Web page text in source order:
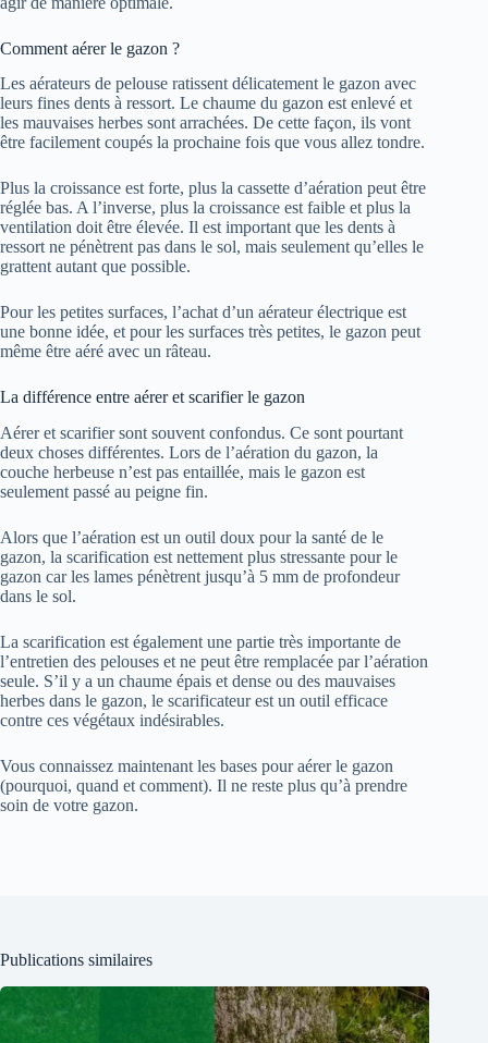
Comment aérer le gazon ?
Les aérateurs de pelouse ratissent délicatement le gazon avec
leurs fines dents à ressort. Le chaume du gazon est enlevé et
les mauvaises herbes sont arrachées. De cette façon, ils vont
être facilement coupés la prochaine fois que vous allez tondre.
Plus la croissance est forte, plus la cassette d’aération peut être
réglée bas. A l’inverse, plus la croissance est faible et plus la
ventilation doit être élevée. Il est important que les dents à
ressort ne pénètrent pas dans le sol, mais seulement qu’elles le
grattent autant que possible.
Pour les petites surfaces, l’achat d’un aérateur électrique est
une bonne idée, et pour les surfaces très petites, le gazon peut
même être aéré avec un râteau.
La différence entre aérer et scarifier le gazon
Aérer et scarifier sont souvent confondus. Ce sont pourtant
deux choses différentes. Lors de l’aération du gazon, la
couche herbeuse n’est pas entaillée, mais le gazon est
seulement passé au peigne fin.
Alors que l’aération est un outil doux pour la santé de le
gazon, la scarification est nettement plus stressante pour le
gazon car les lames pénètrent jusqu’à 5 mm de profondeur
dans le sol.
La scarification est également une partie très importante de
l’entretien des pelouses et ne peut être remplacée par l’aération
seule. S’il y a un chaume épais et dense ou des mauvaises
herbes dans le gazon, le scarificateur est un outil efficace
contre ces végétaux indésirables.
Vous connaissez maintenant les bases pour aérer le gazon
(pourquoi, quand et comment). Il ne reste plus qu’à prendre
soin de votre gazon.
Publications similaires